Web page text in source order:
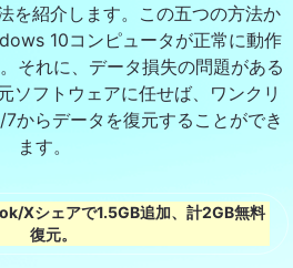
を紹介します。この五つの方法か
10コンピュータが正常に動作
それに、データ損失の問題がある
ソフトウェアに任せば、ワンクリ
からデータを復元することができ
ます。
Xシェアで1.5GB追加、計2GB無料
復元。